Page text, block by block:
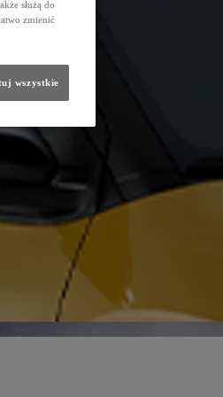
służą do
zmienić
wszystkie